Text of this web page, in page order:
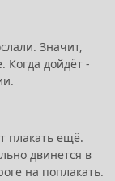
Значит,
Когда дойдёт -
плакать ещё.
двинется в
на поплакать.